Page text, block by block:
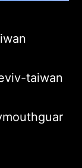
taiwan